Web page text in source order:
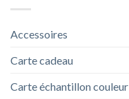
Accessoires
Carte cadeau
Carte échantillon couleur